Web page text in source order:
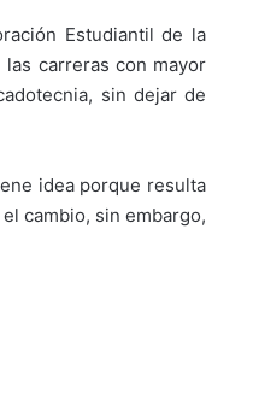
Estudiantil de la
carreras con mayor
sin dejar de
idea porque resulta
cambio, sin embargo,